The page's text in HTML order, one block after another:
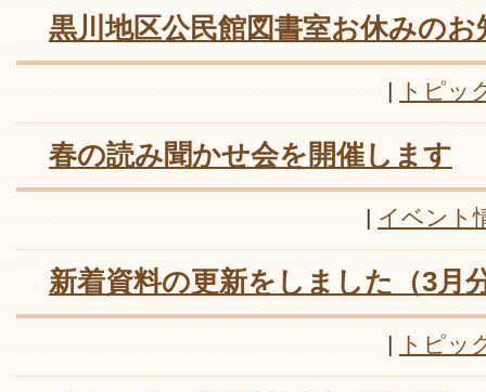
黒川地区公民館図書室お休みのお
| トピッ
春の読み聞かせ会を開催します
| イベント
新着資料の更新をしました（3月
| トピッ